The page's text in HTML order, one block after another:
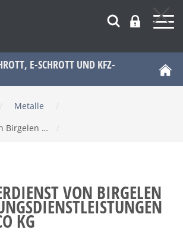
E-SCHROTT UND KFZ-
Metalle
Birgelen …
VON BIRGELEN
KG